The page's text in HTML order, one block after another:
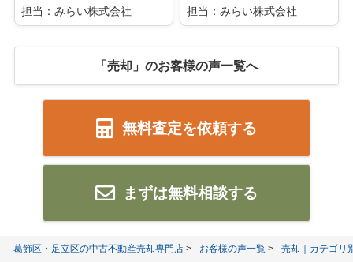
担当：みらい株式会社 担当：みらい株式会社
「売却」のお客様の声一覧へ
無料査定を依頼する
まずは無料相談する
葛飾区・足立区の中古不動産売却専門店 お客様の声一覧 売却｜カテゴリ